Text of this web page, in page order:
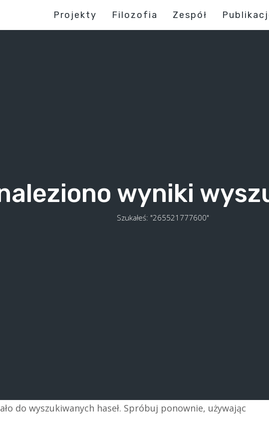
Projekty Filozofia Zespół
wyniki
Szukałeś: "265521777600"
do wyszukiwanych haseł. Spróbuj ponownie, używając